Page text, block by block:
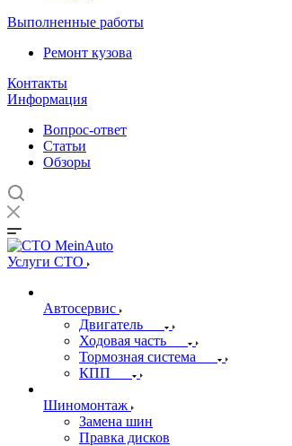
Выполненные работы
Ремонт кузова
Контакты
Информация
Вопрос-ответ
Статьи
Обзоры
Услуги СТО
Автосервис
Двигатель
Ходовая часть
Тормозная система
КПП
Шиномонтаж
Замена шин
Правка дисков